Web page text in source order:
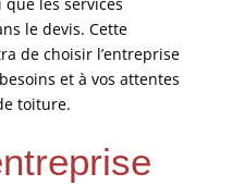
le devis. Cette
de choisir l’entreprise
et à vos attentes
toiture.